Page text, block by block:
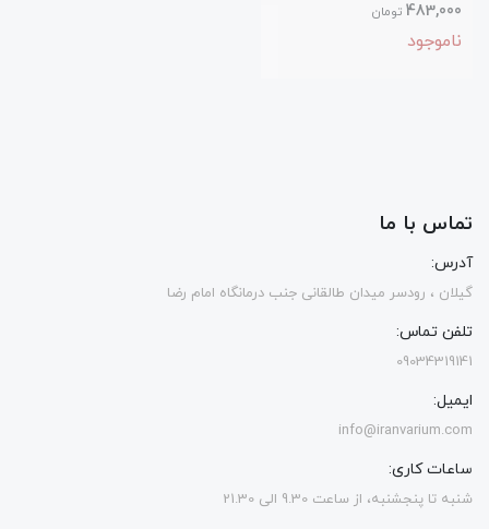
483,000 تومان
ناموجود
تماس با ما
آدرس:
گیلان ، رودسر میدان طالقانی جنب درمانگاه امام رضا
تلفن تماس:
09034319141
ایمیل:
info@iranvarium.com
ساعات کاری:
شنبه تا پنجشنبه، از ساعت 9.30 الی 21.30